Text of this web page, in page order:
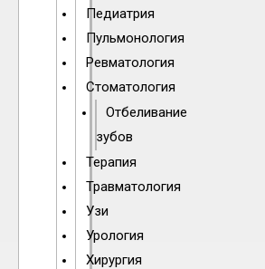
Педиатрия
Пульмонология
Ревматология
Стоматология
Отбеливание
зубов
Терапия
Травматология
Узи
Урология
Хирургия